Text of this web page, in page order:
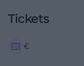
Tickets
€